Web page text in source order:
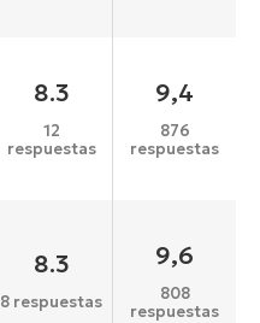
8.3
12
respuestas
9,4
876
respuestas
8.3
8 respuestas
9,6
808
respuestas